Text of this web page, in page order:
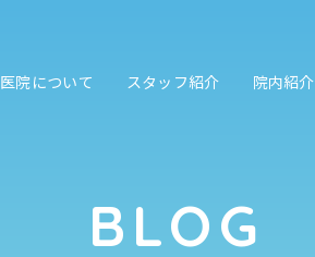
医院について スタッフ紹介 院内紹介
BLOG